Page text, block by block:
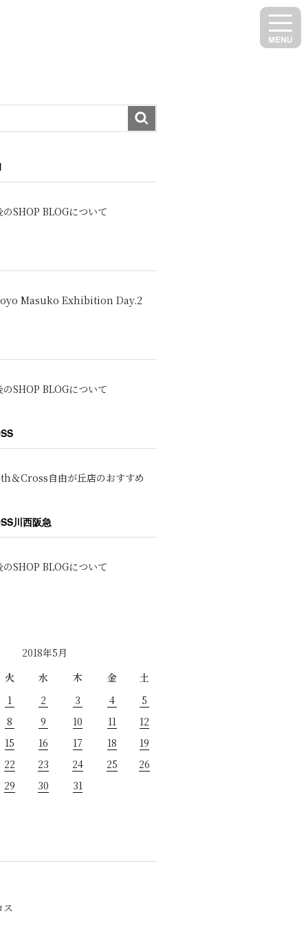
のSHOP BLOGについて
Masuko Exhibition Day.2
のSHOP BLOGについて
＆Cross自由が丘店のおすすめ
川西阪急
のSHOP BLOGについて
2018年5月
火 水 木 金
土
1
2 3 4
5
8 9 10 11
12
15 16 17 18
19
22 23 24 25
26
29 30
31
ス